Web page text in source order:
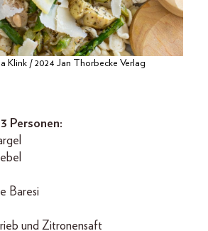
Klink / 2024 Jan Thorbecke Verlag
Personen:
Baresi
und Zitronensaft